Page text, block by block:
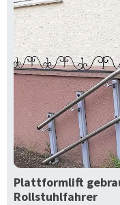
Plattformlift
Rollstuhlfahrer